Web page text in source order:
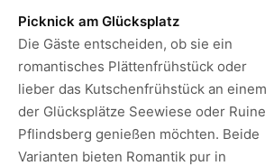
Picknick am Glücksplatz
Die Gäste entscheiden, ob sie ein
romantisches Plättenfrühstück oder
lieber das Kutschenfrühstück an einem
der Glücksplätze Seewiese oder Ruine
Pflindsberg genießen möchten. Beide
Varianten bieten Romantik pur in